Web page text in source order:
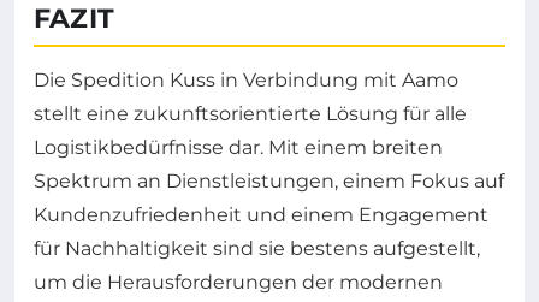
FAZIT
Die Spedition Kuss in Verbindung mit Aamo
stellt eine zukunftsorientierte Lösung für alle
Logistikbedürfnisse dar. Mit einem breiten
Spektrum an Dienstleistungen, einem Fokus auf
Kundenzufriedenheit und einem Engagement
für Nachhaltigkeit sind sie bestens aufgestellt,
um die Herausforderungen der modernen